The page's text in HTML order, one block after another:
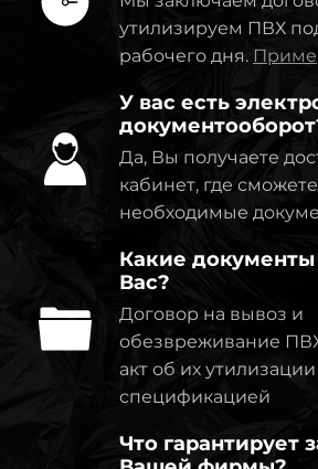
утилизируем ПВХ
рабочего дня.
У вас есть
Да, Вы получаете
кабинет, где
необходимые
Какие
Вас?
Договор на вывоз и
обезвреживание ПВХ,
акт об их
спецификацией
Что гарантирует